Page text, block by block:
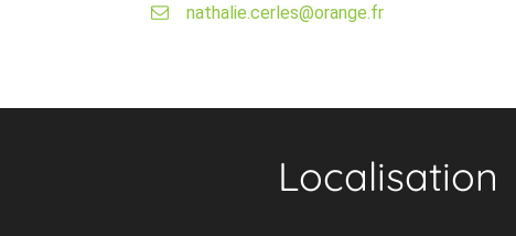
nathalie.cerles@orange.fr
Localisation